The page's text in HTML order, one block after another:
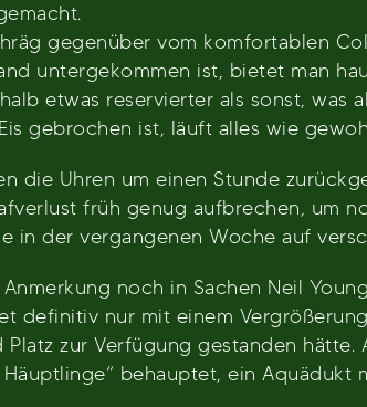
gegenüber vom komfortablen
untergekommen ist, bietet man
etwas reservierter als sonst, was
gebrochen ist, läuft alles wie
die Uhren um einen Stunde
früh genug aufbrechen, um
in der vergangenen Woche auf
noch in Sachen Neil
definitiv nur mit einem
Platz zur Verfügung gestanden
behauptet, ein Aquädukt